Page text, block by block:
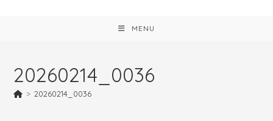
MENU
20260214_0036
> 20260214_0036